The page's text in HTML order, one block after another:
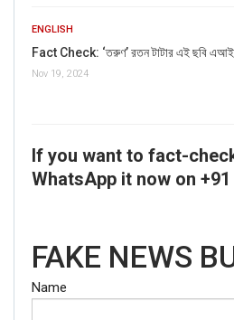
ENGLISH
Fact Check: ‘তরুণ’ রতন টাটার এই ছবি
Nov 19, 2024
If you want to fact-
WhatsApp it now on
FAKE NEWS
Name